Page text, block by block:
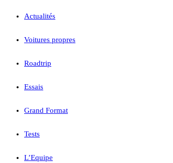
Actualités
Voitures propres
Roadtrip
Essais
Grand Format
Tests
L’Equipe